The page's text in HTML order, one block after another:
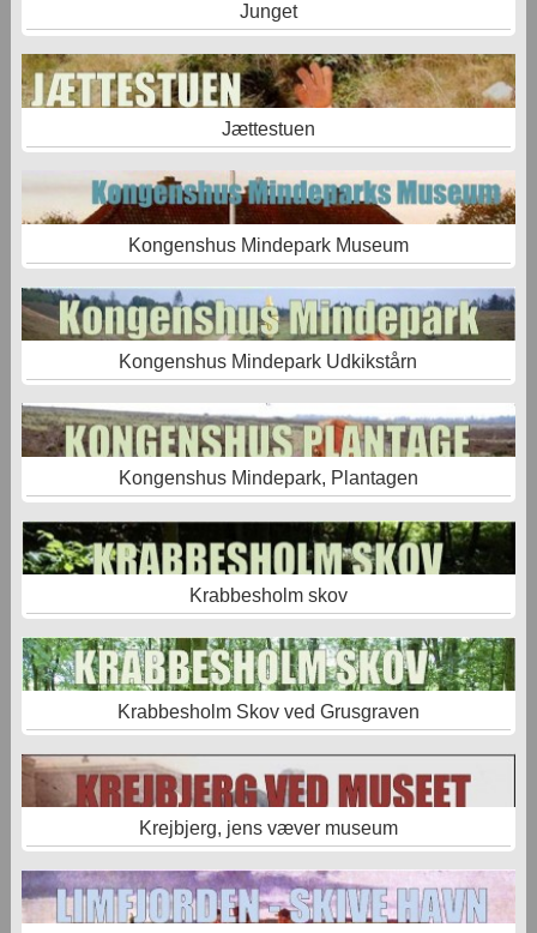
Junget
Jættestuen
Kongenshus Mindepark Museum
Kongenshus Mindepark Udkikstårn
Kongenshus Mindepark, Plantagen
Krabbesholm skov
Krabbesholm Skov ved Grusgraven
Krejbjerg, jens væver museum